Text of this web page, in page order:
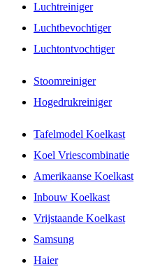
Luchtreiniger
Luchtbevochtiger
Luchtontvochtiger
Stoomreiniger
Hogedrukreiniger
Tafelmodel Koelkast
Koel Vriescombinatie
Amerikaanse Koelkast
Inbouw Koelkast
Vrijstaande Koelkast
Samsung
Haier